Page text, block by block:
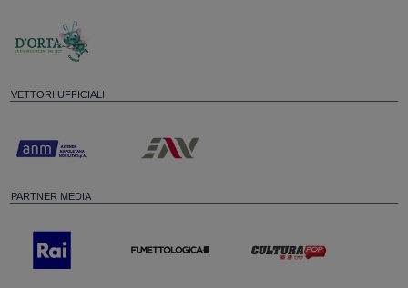
VETTORI UFFICIALI
PARTNER MEDIA